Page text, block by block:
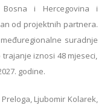
Bosna i Hercegovina i
od projektnih partnera.
suradnje
iznosi 48 mjeseci,
godine.
Ljubomir Kolarek,